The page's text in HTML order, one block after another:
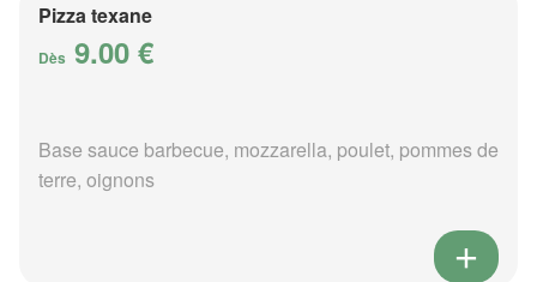
Pizza texane
Dès 9.00 €
Base sauce barbecue, mozzarella, poulet, pommes de
terre, oignons